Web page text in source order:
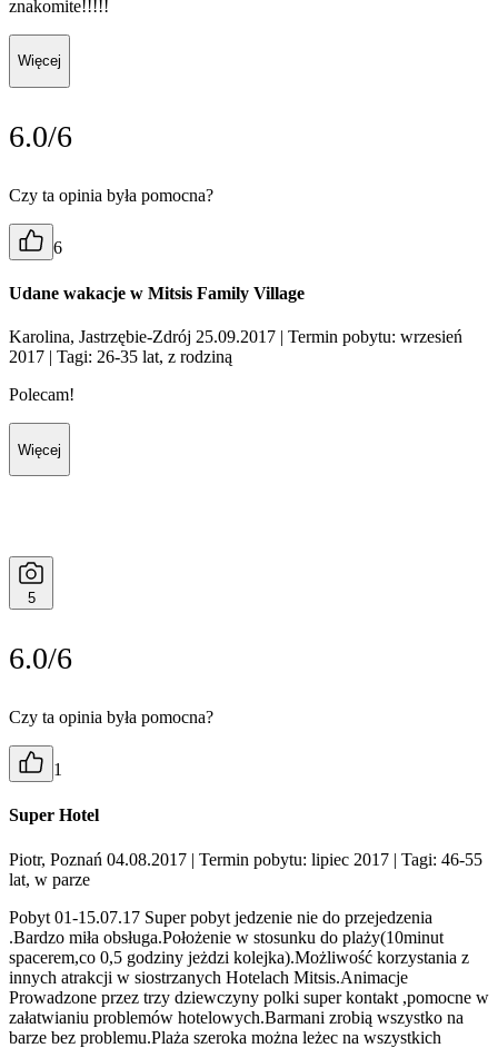
znakomite!!!!!
Więcej
6.0/6
Czy ta opinia była pomocna?
6
Udane wakacje w Mitsis Family Village
Karolina, Jastrzębie-Zdrój 25.09.2017 | Termin pobytu: wrzesień
2017 | Tagi: 26-35 lat, z rodziną
Polecam!
Więcej
5
6.0/6
Czy ta opinia była pomocna?
1
Super Hotel
Piotr, Poznań 04.08.2017 | Termin pobytu: lipiec 2017 | Tagi: 46-55
lat, w parze
Pobyt 01-15.07.17 Super pobyt jedzenie nie do przejedzenia
.Bardzo miła obsługa.Położenie w stosunku do plaży(10minut
spacerem,co 0,5 godziny jeżdzi kolejka).Możliwość korzystania z
innych atrakcji w siostrzanych Hotelach Mitsis.Animacje
Prowadzone przez trzy dziewczyny polki super kontakt ,pomocne w
załatwianiu problemów hotelowych.Barmani zrobią wszystko na
barze bez problemu.Plaża szeroka można leżec na wszystkich